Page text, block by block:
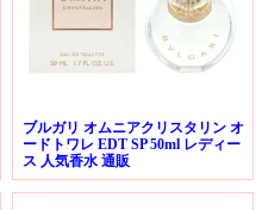
ブルガリ オムニアクリスタリン オ
ードトワレ EDT SP 50ml レディー
ス 人気香水 通販